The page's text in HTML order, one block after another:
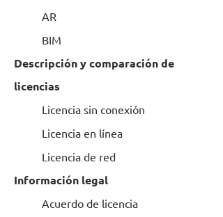
AR
BIM
Descripción y comparación de
licencias
Licencia sin conexión
Licencia en línea
Licencia de red
Información legal
Acuerdo de licencia